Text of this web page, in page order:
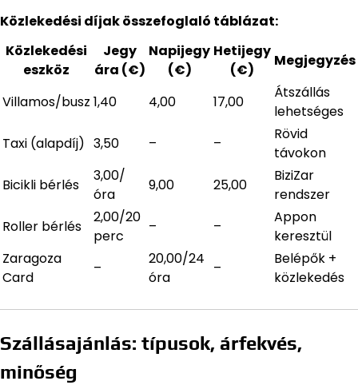
Közlekedési díjak összefoglaló táblázat:
Közlekedési
eszköz
Jegy
ára (€)
Napijegy
(€)
Hetijegy
(€)
Megjegyzés
Villamos/busz 1,40 4,00 17,00
Átszállás
lehetséges
Taxi (alapdíj) 3,50 – –
Rövid
távokon
Bicikli bérlés
3,00/
óra
9,00 25,00
BiziZar
rendszer
Roller bérlés
2,00/20
perc
– –
Appon
keresztül
Zaragoza
Card
–
20,00/24
óra
–
Belépők +
közlekedés
Szállásajánlás: típusok, árfekvés,
minőség